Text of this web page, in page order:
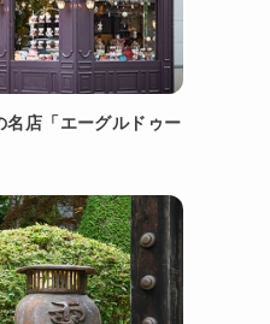
名店「エーグルドゥー